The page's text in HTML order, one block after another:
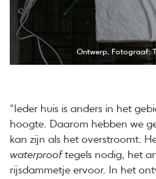
Ontwerp, Fotograaf:
“Ieder huis is anders in het
hoogte. Daarom hebben we
kan zijn als het overstroomt.
waterprooftegels nodig, het
rijsdammetje ervoor. In het